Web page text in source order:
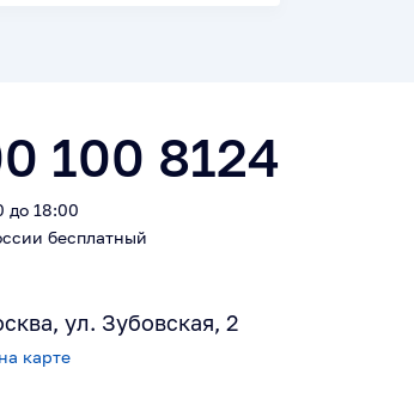
100 8124
до 18:00
бесплатный
ул. Зубовская, 2
карте